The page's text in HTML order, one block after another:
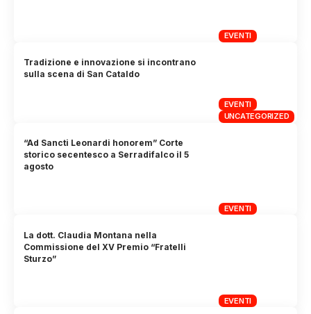
EVENTI
EVENTI
UNCATEGORIZED
Tradizione e innovazione si incontrano
sulla scena di San Cataldo
EVENTI
“Ad Sancti Leonardi honorem” Corte
storico secentesco a Serradifalco il 5
agosto
EVENTI
La dott. Claudia Montana nella
Commissione del XV Premio “Fratelli
Sturzo”